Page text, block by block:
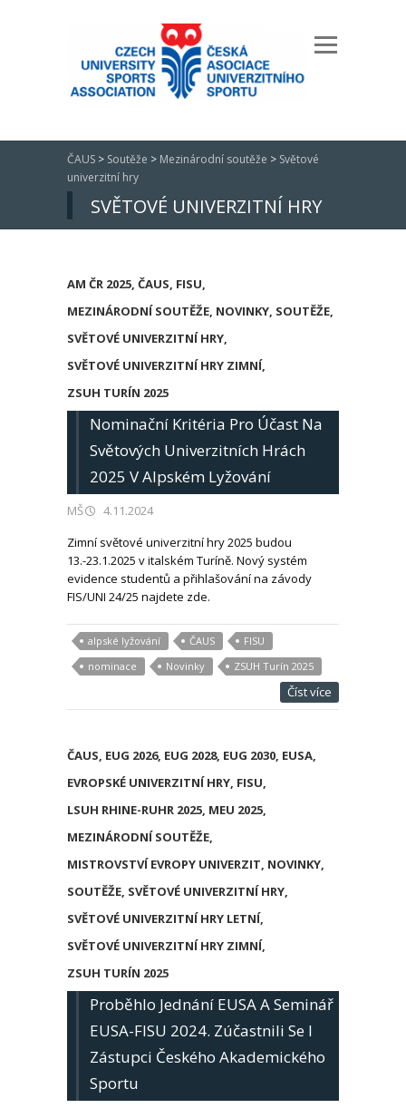
ČAUS > Soutěže > Mezinárodní soutěže > Světové
univerzitní hry
SVĚTOVÉ UNIVERZITNÍ HRY
AM ČR 2025, ČAUS, FISU,
MEZINÁRODNÍ SOUTĚŽE, NOVINKY, SOUTĚŽE,
SVĚTOVÉ UNIVERZITNÍ HRY,
SVĚTOVÉ UNIVERZITNÍ HRY ZIMNÍ,
ZSUH TURÍN 2025
Nominační Kritéria Pro Účast Na
Světových Univerzitních Hrách
2025 V Alpském Lyžování
MŠ
4.11.2024
Zimní světové univerzitní hry 2025 budou
13.-23.1.2025 v italském Turíně. Nový systém
evidence studentů a přihlašování na závody
FIS/UNI 24/25 najdete zde.
alpské lyžování ČAUS
FISU
nominace
Novinky ZSUH Turín 2025
Číst více
ČAUS, EUG 2026, EUG 2028, EUG 2030, EUSA,
EVROPSKÉ UNIVERZITNÍ HRY, FISU,
LSUH RHINE-RUHR 2025, MEU 2025,
MEZINÁRODNÍ SOUTĚŽE,
MISTROVSTVÍ EVROPY UNIVERZIT, NOVINKY,
SOUTĚŽE, SVĚTOVÉ UNIVERZITNÍ HRY,
SVĚTOVÉ UNIVERZITNÍ HRY LETNÍ,
SVĚTOVÉ UNIVERZITNÍ HRY ZIMNÍ,
ZSUH TURÍN 2025
Proběhlo Jednání EUSA A Seminář
EUSA-FISU 2024. Zúčastnili Se I
Zástupci Českého Akademického
Sportu